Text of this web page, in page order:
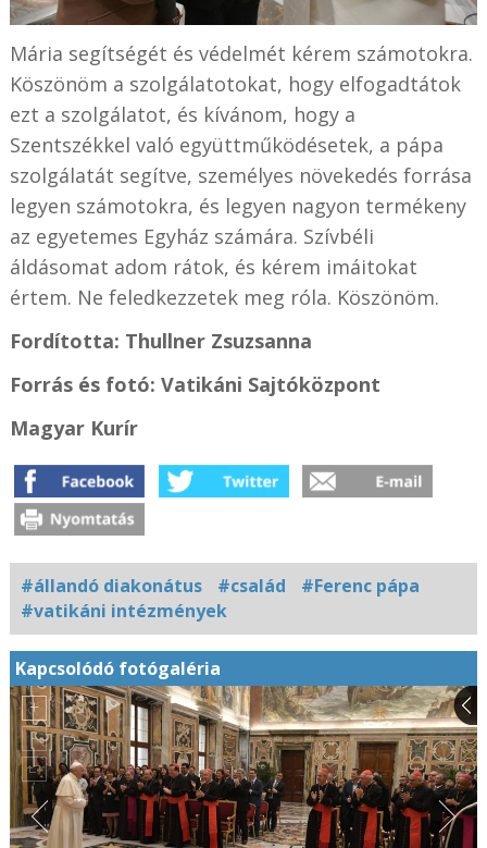
Mária segítségét és védelmét kérem számotokra.
Köszönöm a szolgálatotokat, hogy elfogadtátok
ezt a szolgálatot, és kívánom, hogy a
Szentszékkel való együttműködésetek, a pápa
szolgálatát segítve, személyes növekedés forrása
legyen számotokra, és legyen nagyon termékeny
az egyetemes Egyház számára. Szívbéli
áldásomat adom rátok, és kérem imáitokat
értem. Ne feledkezzetek meg róla. Köszönöm.
Fordította: Thullner Zsuzsanna
Forrás és fotó: Vatikáni Sajtóközpont
Magyar Kurír
#állandó diakonátus #család
#Ferenc pápa
#vatikáni intézmények
Kapcsolódó fotógaléria